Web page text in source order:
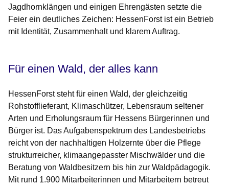
Jagdhornklängen und einigen Ehrengästen setzte die
Feier ein deutliches Zeichen: HessenForst ist ein Betrieb
mit Identität, Zusammenhalt und klarem Auftrag.
Für einen Wald, der alles kann
HessenForst steht für einen Wald, der gleichzeitig
Rohstofflieferant, Klimaschützer, Lebensraum seltener
Arten und Erholungsraum für Hessens Bürgerinnen und
Bürger ist. Das Aufgabenspektrum des Landesbetriebs
reicht von der nachhaltigen Holzernte über die Pflege
strukturreicher, klimaangepasster Mischwälder und die
Beratung von Waldbesitzern bis hin zur Waldpädagogik.
Mit rund 1.900 Mitarbeiterinnen und Mitarbeitern betreut